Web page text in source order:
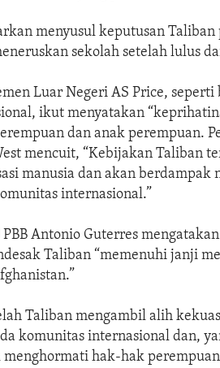
menyusul keputusan
sekolah setelah lulus
Luar Negeri AS Price,
ikut menyatakan
dan anak perempuan.
mencuit, “Kebijakan Taliban
manusia dan akan
internasional.”
Antonio Guterres
Taliban “memenuhi janji
Taliban mengambil alih
komunitas internasional dan,
hak-hak